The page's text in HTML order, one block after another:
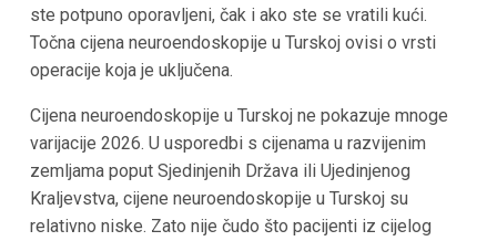
ste potpuno oporavljeni, čak i ako ste se vratili kući.
Točna cijena neuroendoskopije u Turskoj ovisi o vrsti
operacije koja je uključena.
Cijena neuroendoskopije u Turskoj ne pokazuje mnoge
varijacije 2026. U usporedbi s cijenama u razvijenim
zemljama poput Sjedinjenih Država ili Ujedinjenog
Kraljevstva, cijene neuroendoskopije u Turskoj su
relativno niske. Zato nije čudo što pacijenti iz cijelog